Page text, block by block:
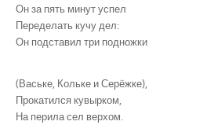
Он за пять минут успел
Переделать кучу дел:
Он подставил три подножки
(Ваське, Кольке и Серёжке),
Прокатился кувырком,
На перила сел верхом.